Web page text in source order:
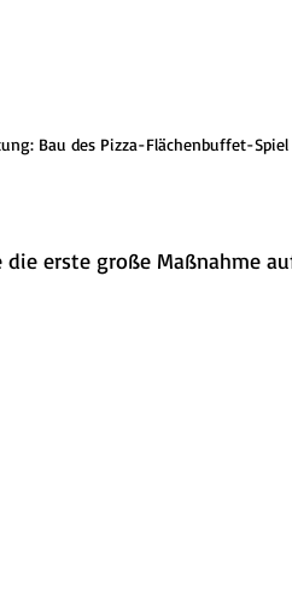
Bau des Pizza-Flächenbuffet-Spiel
erste große Maßnahme